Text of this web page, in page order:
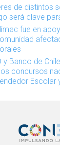
de distintos
será clave
fue en
y Banco de
concursos
Escolar